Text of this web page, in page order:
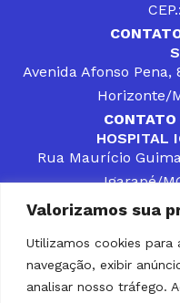
Valorizamos sua
Utilizamos cookies para
navegação, exibir
analisar nosso tráfego.
Avenida Afonso Pena,
Horizonte/
HOSPITAL
Rua Maurício
Igarapé/
CONTATOS (31)
DESENVOLVER
PÚBLICOS QUE
POPULAÇÃO DA
PARCEIRO DOS
SOLUÇÃO DE
GESTORES